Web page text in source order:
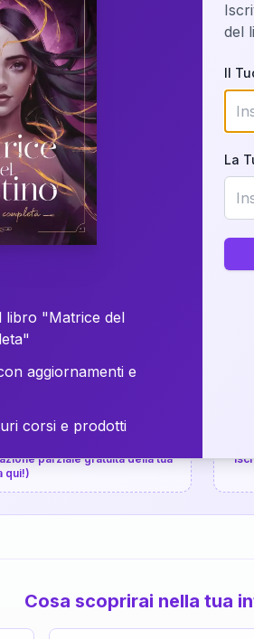
della tua Matrice del
o studiando
Richiedi
✨ Interpretazione
Scopri il
gratuita
parziale gratuita della tua
qui!)
Cosa scoprirai nella tua
libro "Matrice del
aggiornamenti e
corsi e prodotti
del
Il
La